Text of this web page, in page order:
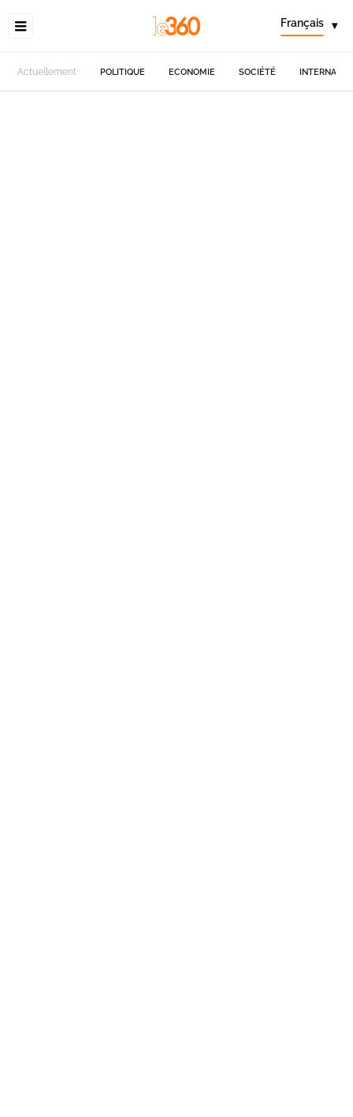
Français ▾
Actuellement POLITIQUE ECONOMIE SOCIÉTÉ